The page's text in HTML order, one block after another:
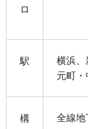
ロ
駅
横浜、
元町・
構
全線地